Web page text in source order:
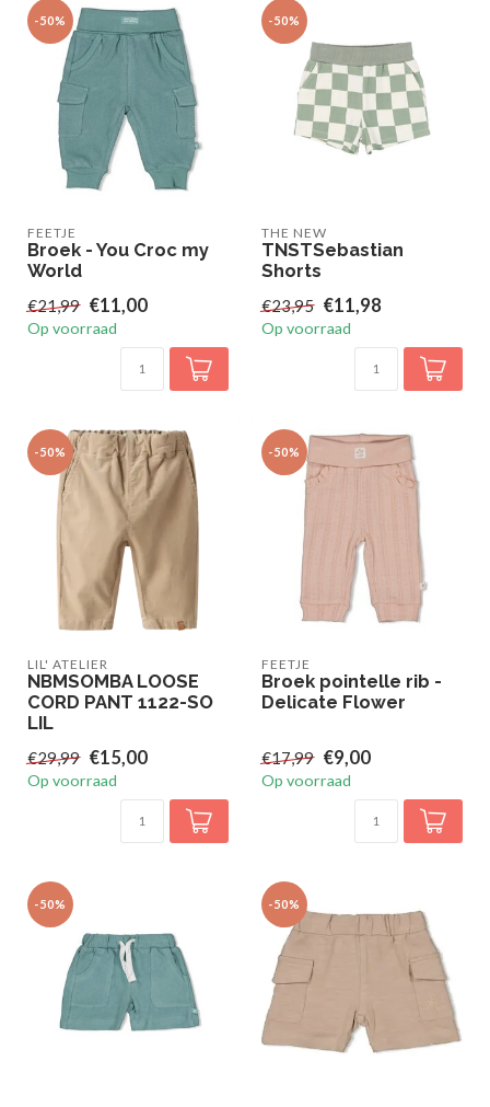
-50%
FEETJE
Broek - You Croc my
World
€21,99 €11,00
Op voorraad
-50%
THE NEW
TNSTSebastian
Shorts
€23,95 €11,98
Op voorraad
-50%
LIL' ATELIER
NBMSOMBA LOOSE
CORD PANT 1122-SO
LIL
€29,99 €15,00
Op voorraad
-50%
FEETJE
Broek pointelle rib -
Delicate Flower
€17,99 €9,00
Op voorraad
-50% -50%